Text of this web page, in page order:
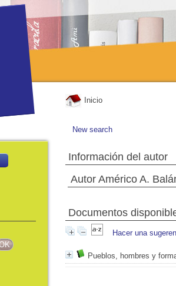
Inicio
New search
Información del autor
Autor Américo A.
Documentos
Hacer una
Pueblos, hombres y